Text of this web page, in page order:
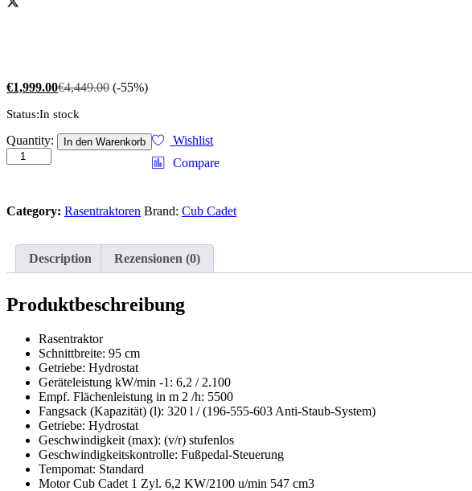
€1,999.00€4,449.00 (-55%)
Status:In stock
Cub
Cadet
Rasentraktor
quantity
Quantity: In den Warenkorb
Wishlist
Compare
Category: Rasentraktoren Brand: Cub Cadet
Description Rezensionen (0)
Produktbeschreibung
Rasentraktor
Schnittbreite: 95 cm
Getriebe: Hydrostat
Geräteleistung kW/min -1: 6,2 / 2.100
Empf. Flächenleistung in m 2 /h: 5500
Fangsack (Kapazität) (l): 320 l / (196-555-603 Anti-Staub-System)
Getriebe: Hydrostat
Geschwindigkeit (max): (v/r) stufenlos
Geschwindigkeitskontrolle: Fußpedal-Steuerung
Tempomat: Standard
Motor Cub Cadet 1 Zyl. 6,2 KW/2100 u/min 547 cm3